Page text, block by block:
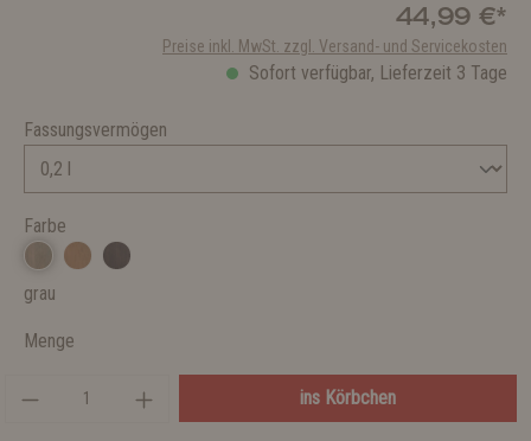
44,99 €*
Preise inkl. MwSt. zzgl. Versand- und Servicekosten
Sofort verfügbar, Lieferzeit 3 Tage
Fassungsvermögen
Farbe
grau
Menge
ins Körbchen